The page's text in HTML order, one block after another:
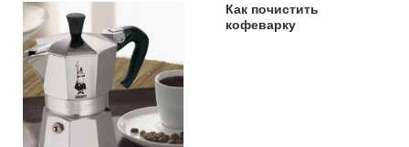
Как почистить
кофеварку